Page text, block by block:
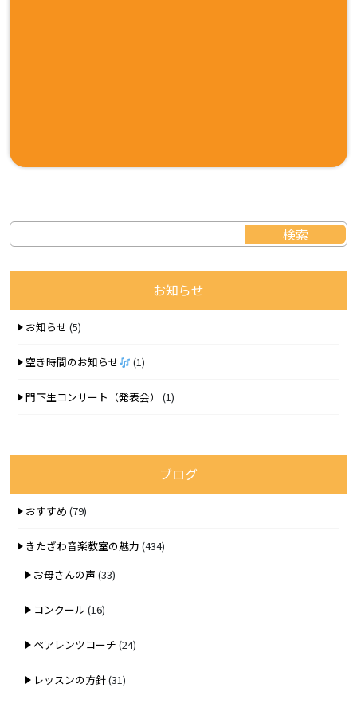
お知らせ
お知らせ (5)
空き時間のお知らせ (1)
門下生コンサート（発表会） (1)
ブログ
おすすめ (79)
きたざわ音楽教室の魅力 (434)
お母さんの声 (33)
コンクール (16)
ペアレンツコーチ (24)
レッスンの方針(31)